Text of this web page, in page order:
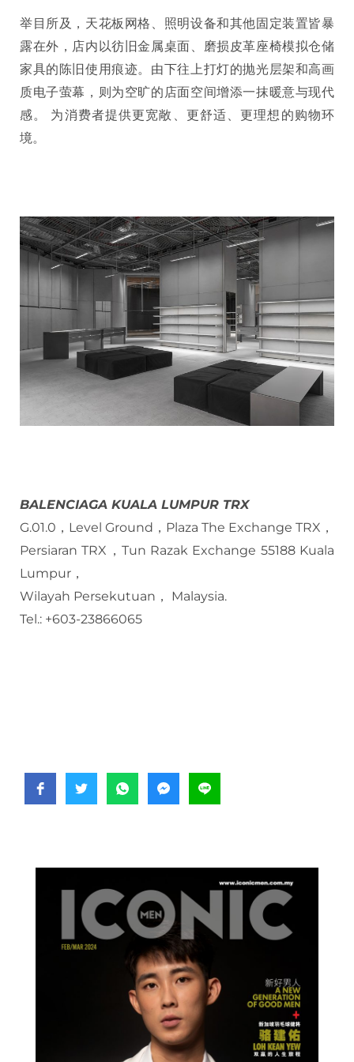
举目所及，天花板网格、照明设备和其他固定装置皆暴
露在外，店内以彷旧金属桌面、磨损皮革座椅模拟仓储
家具的陈旧使用痕迹。由下往上打灯的抛光层架和高画
质电子萤幕，则为空旷的店面空间增添一抹暖意与现代
感。 为消费者提供更宽敞、更舒适、更理想的购物环
境。
BALENCIAGA KUALA LUMPUR TRX
G.01.0，Level Ground，Plaza The Exchange TRX，
Persiaran TRX，Tun Razak Exchange 55188 Kuala
Lumpur，
Wilayah Persekutuan， Malaysia.
Tel.: +603-23866065